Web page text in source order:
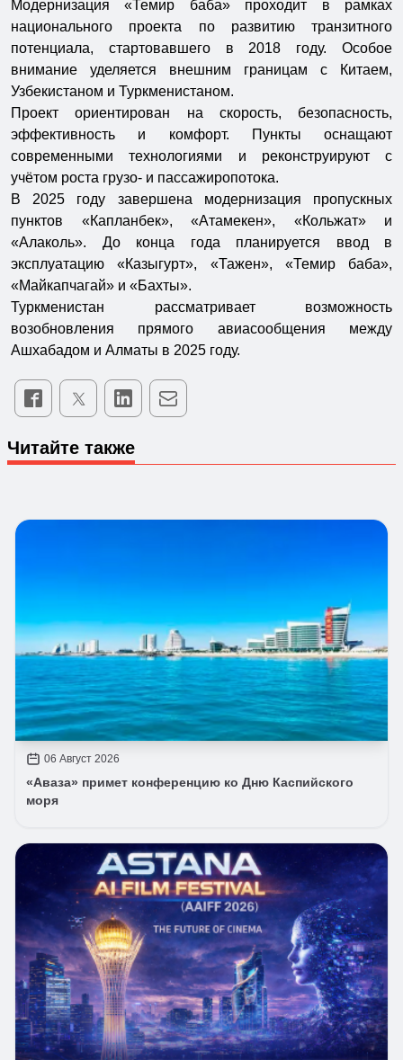
Модернизация «Темир баба» проходит в рамках
национального проекта по развитию транзитного
потенциала, стартовавшего в 2018 году. Особое
внимание уделяется внешним границам с Китаем,
Узбекистаном и Туркменистаном.
Проект ориентирован на скорость, безопасность,
эффективность и комфорт. Пункты оснащают
современными технологиями и реконструируют с
учётом роста грузо- и пассажиропотока.
В 2025 году завершена модернизация пропускных
пунктов «Капланбек», «Атамекен», «Кольжат» и
«Алаколь». До конца года планируется ввод в
эксплуатацию «Казыгурт», «Тажен», «Темир баба»,
«Майкапчагай» и «Бахты».
Туркменистан рассматривает возможность
возобновления прямого авиасообщения между
Ашхабадом и Алматы в 2025 году.
Читайте также
06 Август 2026
«Аваза» примет конференцию ко Дню Каспийского
моря